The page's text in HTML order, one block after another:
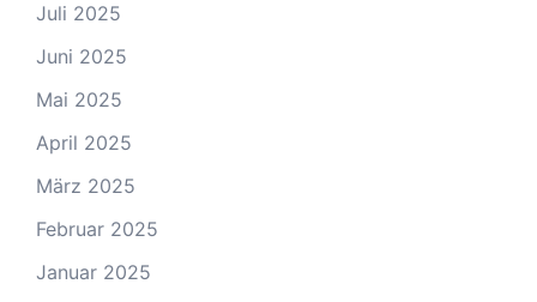
Juli 2025
Juni 2025
Mai 2025
April 2025
März 2025
Februar 2025
Januar 2025